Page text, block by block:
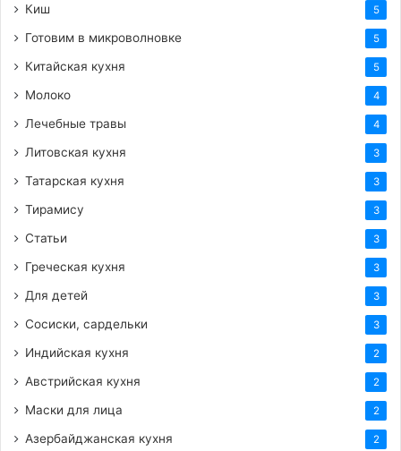
Киш 5
Готовим в микроволновке 5
Китайская кухня 5
Молоко 4
Лечебные травы 4
Литовская кухня 3
Татарская кухня 3
Тирамису 3
Статьи 3
Греческая кухня 3
Для детей 3
Сосиски, сардельки 3
Индийская кухня 2
Австрийская кухня 2
Маски для лица 2
Азербайджанская кухня 2